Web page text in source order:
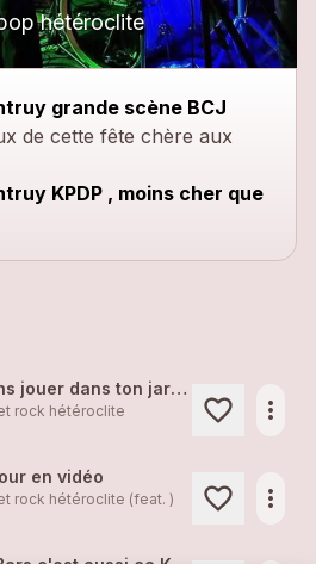
close
hétéroclite
grande scène BCJ
de cette fête chère aux
KPDP , moins cher que
Nous viendrons jouer dans ton jardin !
rock hétéroclite
more_horiz
en vidéo
rock hétéroclite (feat. )
more_horiz